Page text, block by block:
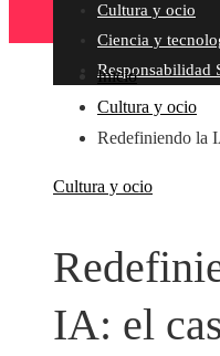
Cultura y ocio
Ciencia y
Responsabilidad
Inicio
Cultura y ocio
Redefiniendo la
Cultura y ocio
IA: el